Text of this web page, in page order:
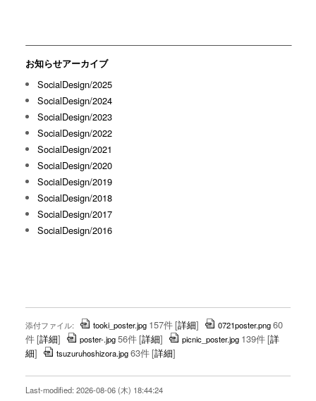
お知らせアーカイブ
SocialDesign/2025
SocialDesign/2024
SocialDesign/2023
SocialDesign/2022
SocialDesign/2021
SocialDesign/2020
SocialDesign/2019
SocialDesign/2018
SocialDesign/2017
SocialDesign/2016
添付ファイル: tooki_poster.jpg 157件[詳細] 0721poster.png60
件[詳細] poster-.jpg56件[詳細] picnic_poster.jpg 139件[詳
細] tsuzuruhoshizora.jpg63件[詳細]
Last-modified: 2026-08-06 (木) 18:44:24